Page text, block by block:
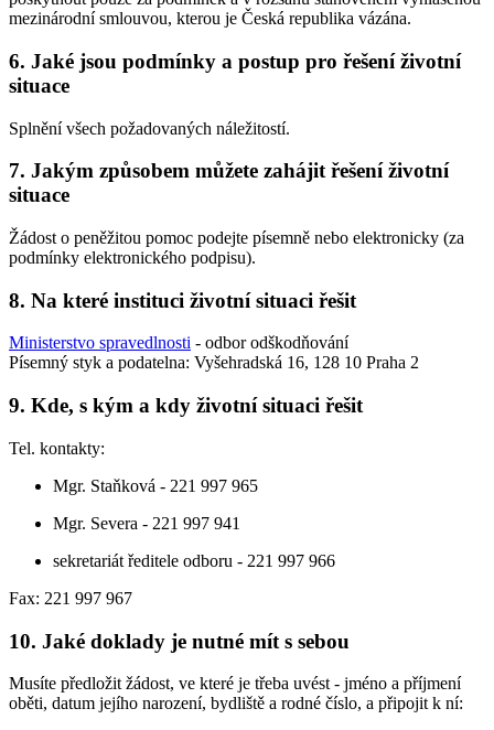
mezinárodní smlouvou, kterou je Česká republika vázána.
6. Jaké jsou podmínky a postup pro řešení životní
situace
Splnění všech požadovaných náležitostí.
7. Jakým způsobem můžete zahájit řešení životní
situace
Žádost o peněžitou pomoc podejte písemně nebo elektronicky (za
podmínky elektronického podpisu).
8. Na které instituci životní situaci řešit
Ministerstvo spravedlnosti - odbor odškodňování
Písemný styk a podatelna: Vyšehradská 16, 128 10 Praha 2
9. Kde, s kým a kdy životní situaci řešit
Tel. kontakty:
Mgr. Staňková - 221 997 965
Mgr. Severa - 221 997 941
sekretariát ředitele odboru - 221 997 966
Fax: 221 997 967
10. Jaké doklady je nutné mít s sebou
Musíte předložit žádost, ve které je třeba uvést - jméno a příjmení
oběti, datum jejího narození, bydliště a rodné číslo, a připojit k ní: